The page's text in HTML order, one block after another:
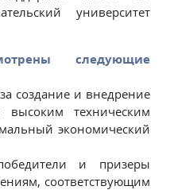
университет
следующие
создание и внедрение
высоким техническим
экономический
и призеры
соответствующим